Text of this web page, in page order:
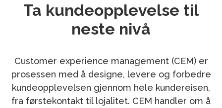
Ta kundeopplevelse til
neste nivå
Customer experience management (CEM) er
prosessen med å designe, levere og forbedre
kundeopplevelsen gjennom hele kundereisen,
fra førstekontakt til lojalitet. CEM handler om å